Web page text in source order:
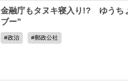
金融庁もタヌキ寝入り!? ゆうち
ブー”
政治 郵政公社